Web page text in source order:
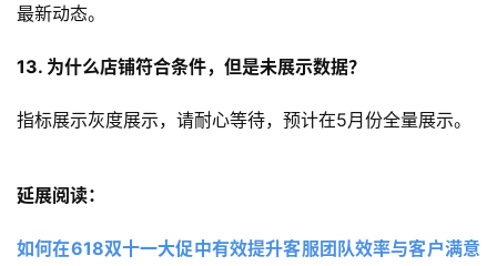
最新动态。
13. 为什么店铺符合条件，但是未展示数据？
指标展示灰度展示，请耐心等待，预计在5月份全量展示。
延展阅读：
如何在618双十一大促中有效提升客服团队效率与客户满意